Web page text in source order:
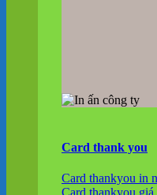
Card thank you
Card thankyou in
Card thankyou giá